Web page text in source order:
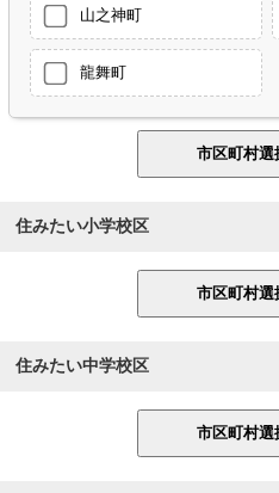
山之神町
龍舞町
住みたい小学校区
住みたい中学校区